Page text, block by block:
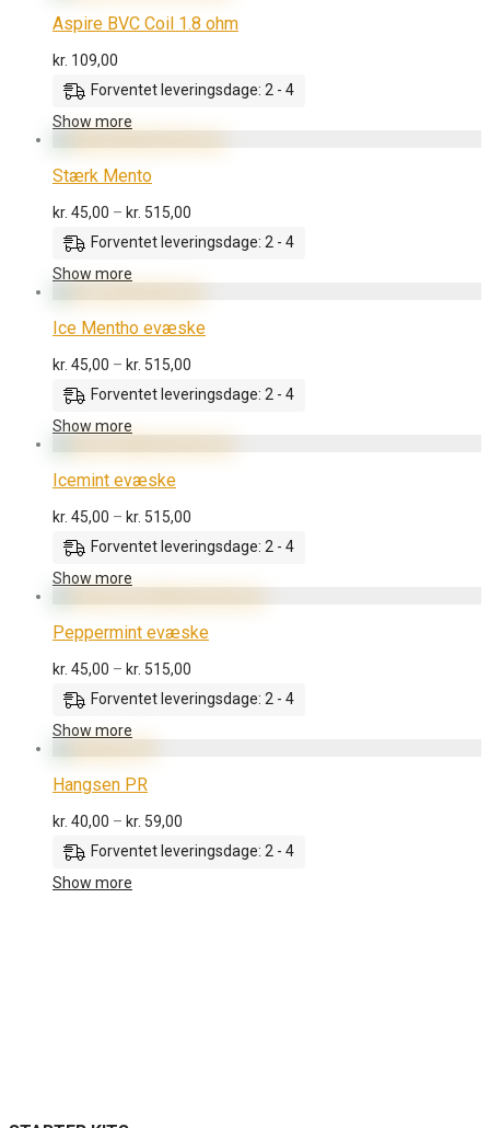
Aspire BVC Coil 1.8 ohm
kr. 109,00
Forventet leveringsdage: 2 - 4
Show more
Stærk Mento
kr. 45,00 – kr. 515,00
til
Forventet leveringsdage: 2 - 4
Show more
Ice Mentho evæske
kr. 45,00 – kr. 515,00
til
Forventet leveringsdage: 2 - 4
Show more
Icemint evæske
kr. 45,00 – kr. 515,00
til
Forventet leveringsdage: 2 - 4
Show more
Peppermint evæske
kr. 45,00 – kr. 515,00
til
Forventet leveringsdage: 2 - 4
Show more
Hangsen PR
kr. 40,00 – kr. 59,00
til
Forventet leveringsdage: 2 - 4
Show more